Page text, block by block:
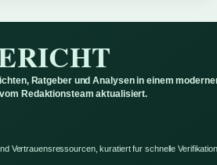
Ratgeber und Analysen in einem
Redaktionsteam aktualisiert.
Vertrauensressourcen, kuratiert fur schnelle